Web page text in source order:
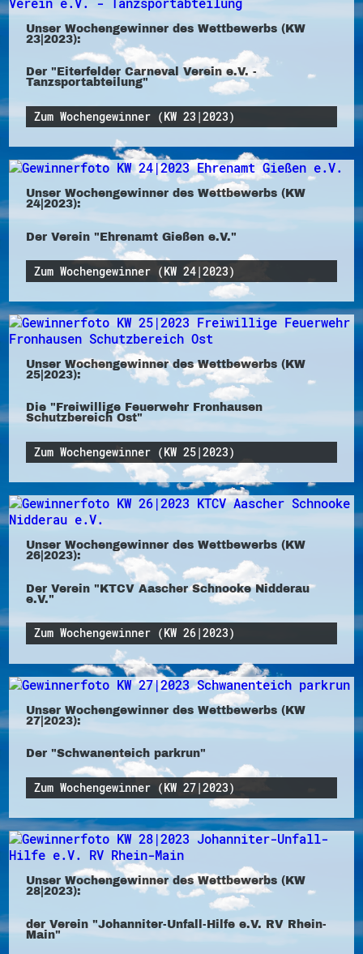
Unser Wochengewinner des Wettbewerbs (KW
23|2023):
Der "Eiterfelder Carneval Verein e.V. -
Tanzsportabteilung"
Zum Wochengewinner (KW 23|2023)
Unser Wochengewinner des Wettbewerbs (KW
24|2023):
Der Verein "Ehrenamt Gießen e.V."
Zum Wochengewinner (KW 24|2023)
Unser Wochengewinner des Wettbewerbs (KW
25|2023):
Die "Freiwillige Feuerwehr Fronhausen
Schutzbereich Ost"
Zum Wochengewinner (KW 25|2023)
Unser Wochengewinner des Wettbewerbs (KW
26|2023):
Der Verein "KTCV Aascher Schnooke Nidderau
e.V."
Zum Wochengewinner (KW 26|2023)
Unser Wochengewinner des Wettbewerbs (KW
27|2023):
Der "Schwanenteich parkrun"
Zum Wochengewinner (KW 27|2023)
Unser Wochengewinner des Wettbewerbs (KW
28|2023):
der Verein "Johanniter-Unfall-Hilfe e.V. RV Rhein-
Main"